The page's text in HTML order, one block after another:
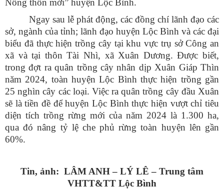
Nông thôn mới” huyện Lộc Bình.
Ngay sau lễ phát động, các đồng chí lãnh đạo các
sở, ngành của tỉnh; lãnh đạo huyện Lộc Bình và các đại
biểu đã thực hiện trồng cây tại khu vực trụ sở Công an
xã và tại thôn Tài Nhì, xã Xuân Dương. Được biết,
trong đợt ra quân trồng cây nhân dịp Xuân Giáp Thìn
năm 2024, toàn huyện Lộc Bình thực hiện trồng gần
25 nghìn cây các loại. Việc ra quân trồng cây đầu Xuân
sẽ là tiền đề để huyện Lộc Bình thực hiện vượt chỉ tiêu
diện tích trồng rừng mới của năm 2024 là 1.300 ha,
qua đó nâng tỷ lệ che phủ rừng toàn huyện lên gần
60%.
Tin, ảnh: LÂM ANH – LÝ LÊ – Trung tâm
VHTT&TT Lộc Bình